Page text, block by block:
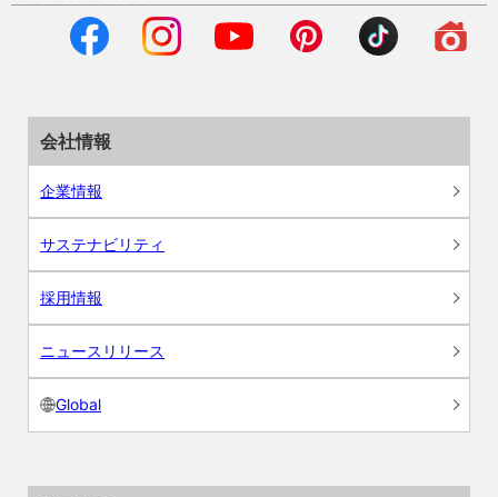
会社情報
企業情報
サステナビリティ
採用情報
ニュースリリース
Global